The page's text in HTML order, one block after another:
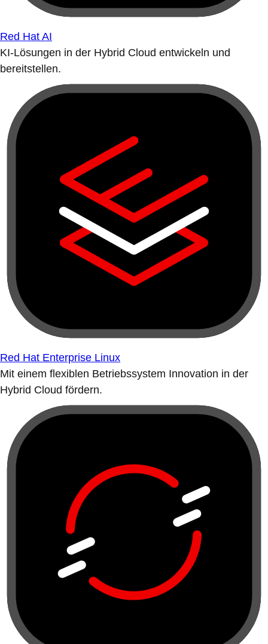
Red Hat AI
KI-Lösungen in der Hybrid Cloud entwickeln und
bereitstellen.
Red Hat Enterprise Linux
Mit einem flexiblen Betriebssystem Innovation in der
Hybrid Cloud fördern.